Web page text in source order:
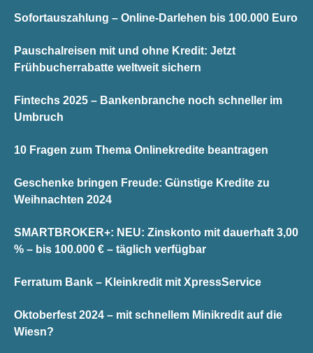
Sofortauszahlung – Online-Darlehen bis 100.000 Euro
Pauschalreisen mit und ohne Kredit: Jetzt
Frühbucherrabatte weltweit sichern
Fintechs 2025 – Bankenbranche noch schneller im
Umbruch
10 Fragen zum Thema Onlinekredite beantragen
Geschenke bringen Freude: Günstige Kredite zu
Weihnachten 2024
SMARTBROKER+: NEU: Zinskonto mit dauerhaft 3,00
% – bis 100.000 € – täglich verfügbar
Ferratum Bank – Kleinkredit mit XpressService
Oktoberfest 2024 – mit schnellem Minikredit auf die
Wiesn?